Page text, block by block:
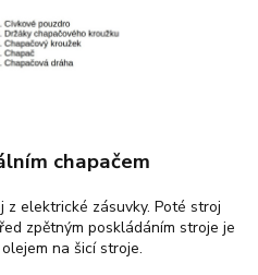
chapačem
elektrické zásuvky. Poté stroj
zpětným poskládáním stroje je
na šicí stroje.